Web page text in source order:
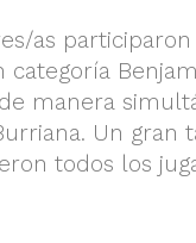
as
categoría
manera
Un
todos los